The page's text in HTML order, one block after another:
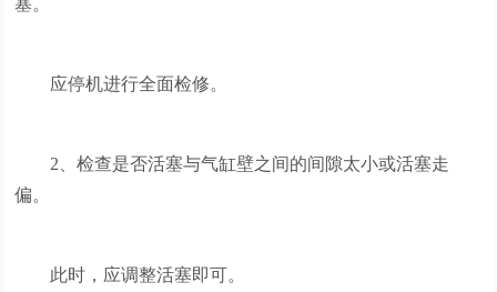
塞。
应停机进行全面检修。
2、检查是否活塞与气缸壁之间的间隙太小或活塞走
偏。
此时，应调整活塞即可。